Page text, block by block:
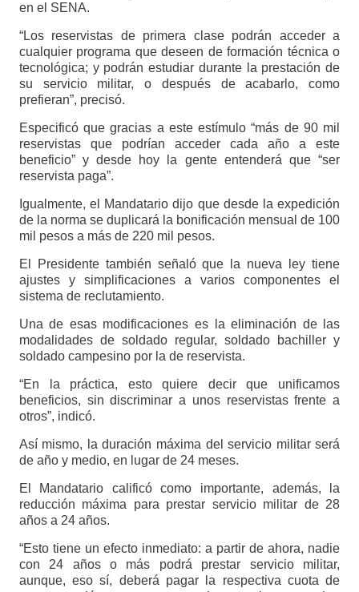
en el SENA.
“Los reservistas de primera clase podrán acceder a
cualquier programa que deseen de formación técnica o
tecnológica; y podrán estudiar durante la prestación de
su servicio militar, o después de acabarlo, como
prefieran”, precisó.
Especificó que gracias a este estímulo “más de 90 mil
reservistas que podrían acceder cada año a este
beneficio” y desde hoy la gente entenderá que “ser
reservista paga”.
Igualmente, el Mandatario dijo que desde la expedición
de la norma se duplicará la bonificación mensual de 100
mil pesos a más de 220 mil pesos.
El Presidente también señaló que la nueva ley tiene
ajustes y simplificaciones a varios componentes el
sistema de reclutamiento.
Una de esas modificaciones es la eliminación de las
modalidades de soldado regular, soldado bachiller y
soldado campesino por la de reservista.
“En la práctica, esto quiere decir que unificamos
beneficios, sin discriminar a unos reservistas frente a
otros”, indicó.
Así mismo, la duración máxima del servicio militar será
de año y medio, en lugar de 24 meses.
El Mandatario calificó como importante, además, la
reducción máxima para prestar servicio militar de 28
años a 24 años.
“Esto tiene un efecto inmediato: a partir de ahora, nadie
con 24 años o más podrá prestar servicio militar,
aunque, eso sí, deberá pagar la respectiva cuota de